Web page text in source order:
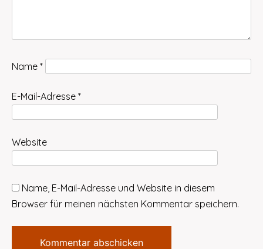
Name *
E-Mail-Adresse *
Website
Name, E-Mail-Adresse und Website in diesem
Browser für meinen nächsten Kommentar speichern.